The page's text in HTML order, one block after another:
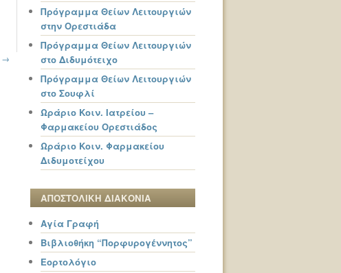
→
Πρόγραμμα Θείων Λειτουργιών
στην Ορεστιάδα
Πρόγραμμα Θείων Λειτουργιών
στο Διδυμότειχο
Πρόγραμμα Θείων Λειτουργιών
στο Σουφλί
Ωράριο Κοιν. Ιατρείου –
Φαρμακείου Ορεστιάδος
Ωράριο Κοιν. Φαρμακείου
Διδυμοτείχου
ΑΠΟΣΤΟΛΙΚΗ ΔΙΑΚΟΝΙΑ
Αγία Γραφή
Βιβλιοθήκη “Πορφυρογέννητος”
Εορτολόγιο